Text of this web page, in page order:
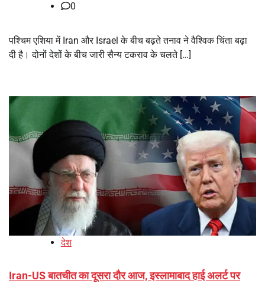
0
पश्चिम एशिया में Iran और Israel के बीच बढ़ते तनाव ने वैश्विक चिंता बढ़ा
दी है। दोनों देशों के बीच जारी सैन्य टकराव के चलते […]
देश
Iran-US बातचीत का दूसरा दौर आज, इस्लामाबाद हाई अलर्ट पर